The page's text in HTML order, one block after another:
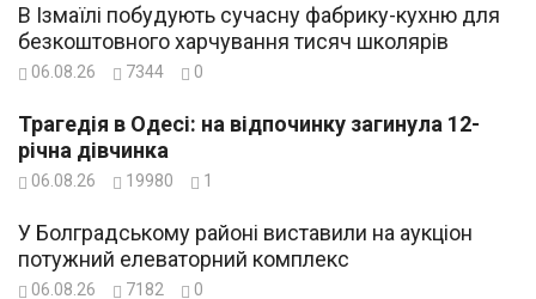
В Ізмаїлі побудують сучасну фабрику-кухню для
безкоштовного харчування тисяч школярів
06.08.26 7344 0
Трагедія в Одесі: на відпочинку загинула 12-
річна дівчинка
06.08.26 19980 1
У Болградському районі виставили на аукціон
потужний елеваторний комплекс
06.08.26 7182 0